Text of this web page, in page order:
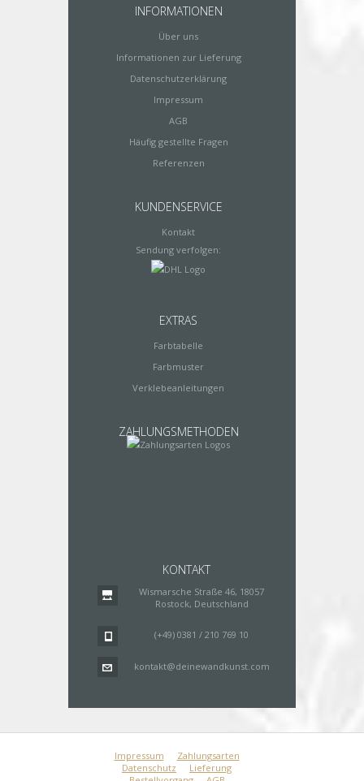
INFORMATIONEN
Über uns
Informationen zur Lieferung
Datenschutzerklärung
Impressum
AGB
Häufig gestellte Fragen
Referenzen
KUNDENSERVICE
Kontakt
Sendung verfolgen:
EXTRAS
Farbtabelle
Farbmuster
Verklebeanleitungen
ZAHLUNGSMETHODEN
KONTAKT
Wismarsche Straße 46, 18057
Rostock, Deutschland
(+49) 0381 / 210 769 10
kontakt@deinewandkunst.com
Impressum
Zahlungsarten
Datenschutz
Lieferung